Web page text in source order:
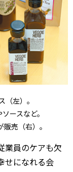
左）。
ースなど。
売（右）。
業員のケアも欠
せになれる会